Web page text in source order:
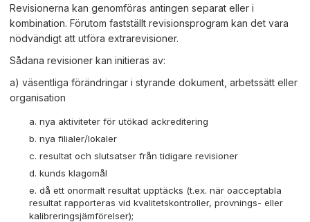
Revisionerna kan genomföras antingen separat eller i
kombination. Förutom fastställt revisionsprogram kan det vara
nödvändigt att utföra extrarevisioner.
Sådana revisioner kan initieras av:
a) väsentliga förändringar i styrande dokument, arbetssätt eller
organisation
nya aktiviteter för utökad ackreditering
nya filialer/lokaler
resultat och slutsatser från tidigare revisioner
kunds klagomål
då ett onormalt resultat upptäcks (t.ex. när oacceptabla
resultat rapporteras vid kvalitetskontroller, provnings- eller
kalibreringsjämförelser);